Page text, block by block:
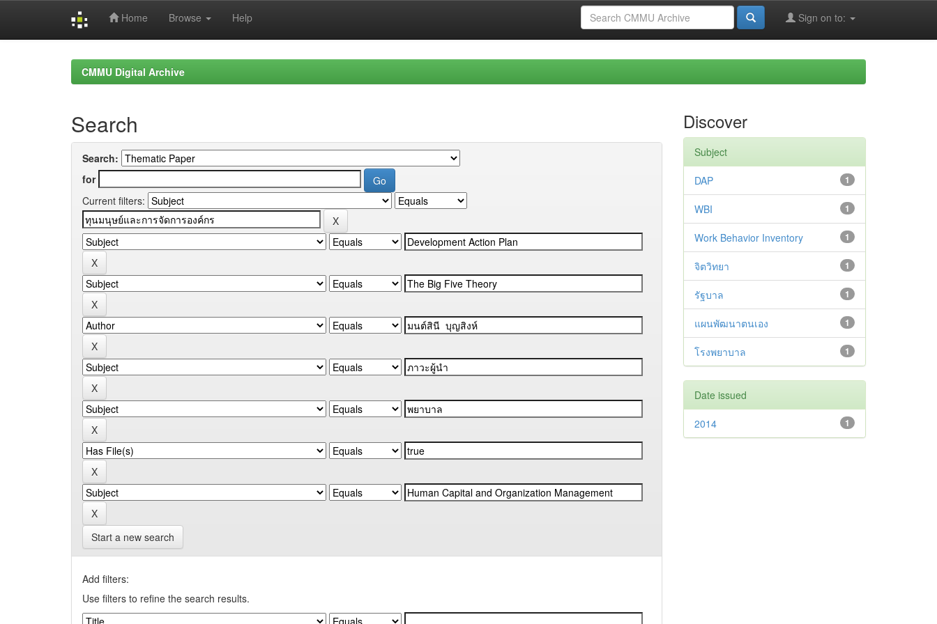
Home Browse Help Sign on to:
CMMU Digital Archive
Search
Search:
for
Current filters:
Start a new search
Add filters:
Use filters to refine the search results.
Discover
Subject
1
DAP
1
WBI
1
Work Behavior Inventory
1
จิตวิทยา
1
รัฐบาล
1
แผนพัฒนาตนเอง
1
โรงพยาบาล
Date issued
1
2014